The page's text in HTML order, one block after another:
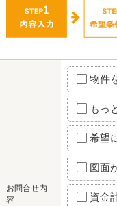
お問合せ内
容
物件
もっ
希望
図面
資金